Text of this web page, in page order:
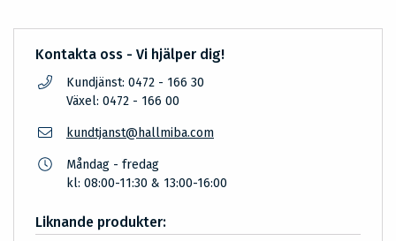
Kontakta oss - Vi hjälper dig!
Kundjänst: 0472 - 166 30
Växel: 0472 - 166 00
kundtjanst@hallmiba.com
Måndag - fredag
kl: 08:00-11:30 & 13:00-16:00
Liknande produkter: